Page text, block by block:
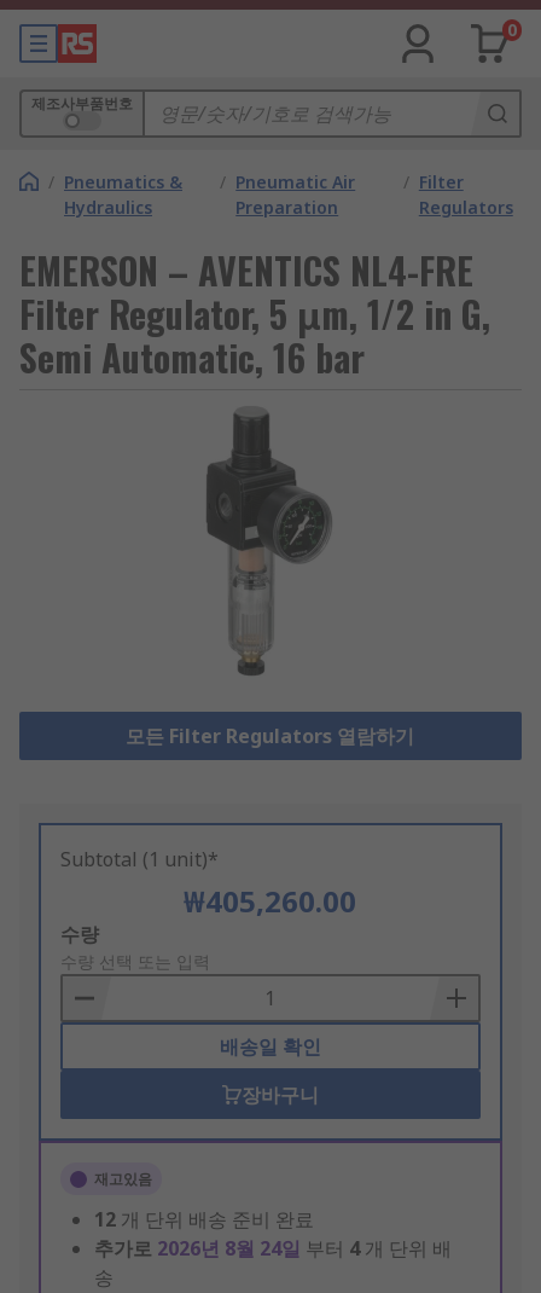
0
제조사부품번호
/ Pneumatics &
Hydraulics
/ Pneumatic Air
Preparation
/ Filter
Regulators
EMERSON – AVENTICS NL4-FRE
Filter Regulator, 5 μm, 1/2 in G,
Semi Automatic, 16 bar
모든 Filter Regulators 열람하기
Subtotal (1 unit)*
₩405,260.00
Add
to
Basket
수량
수량 선택 또는 입력
배송일 확인
장바구니
재고있음
12 개 단위 배송 준비 완료
추가로 2026년 8월 24일 부터 4개 단위 배
송